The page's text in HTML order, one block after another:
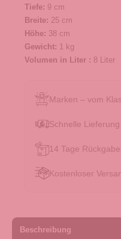
Tiefe: 9 cm
Breite: 25 cm
Höhe: 38 cm
Gewicht: 1 kg
Volumen in Liter : 8 Liter
Marken – vom
Schnelle
14 Tage
Kostenloser
Beschreibung